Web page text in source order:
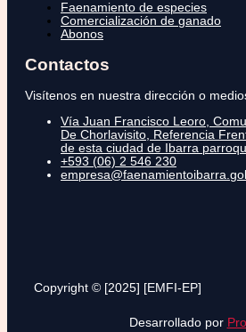
Faenamiento de especies
Comercialización de ganado
Abonos
Contactos
Visítenos en nuestra dirección o
Vía Juan Francisco Leoro,
De Chorlavisito, Referencia
de esta ciudad de Ibarra
+593 (06) 2 546 230
Copyright © [2025] [EMFI-EP]
Desarrollado por